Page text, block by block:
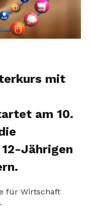
mit
am 10.
Jährigen
für Wirtschaft